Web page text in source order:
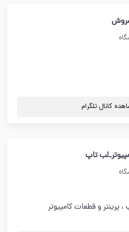
سروش
کانال تلگرام
تاپ
پرینتر و قطعات کامپیوتر